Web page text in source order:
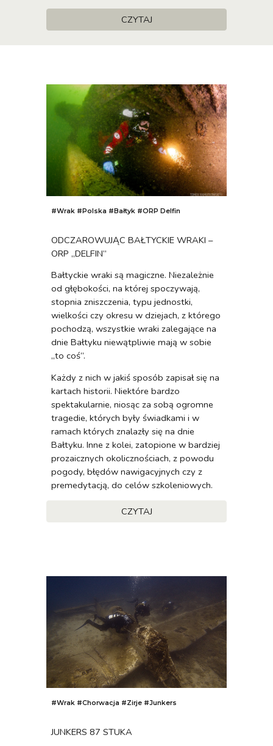
CZYTAJ
#Wrak #Polska #Bałtyk #ORP Delfin
ODCZAROWUJĄC BAŁTYCKIE WRAKI –
ORP „DELFIN”
Bałtyckie wraki są magiczne. Niezależnie
od głębokości, na której spoczywają,
stopnia zniszczenia, typu jednostki,
wielkości czy okresu w dziejach, z którego
pochodzą, wszystkie wraki zalegające na
dnie Bałtyku niewątpliwie mają w sobie
„to coś”.
Każdy z nich w jakiś sposób zapisał się na
kartach historii. Niektóre bardzo
spektakularnie, niosąc za sobą ogromne
tragedie, których były świadkami i w
ramach których znalazły się na dnie
Bałtyku. Inne z kolei, zatopione w bardziej
prozaicznych okolicznościach, z powodu
pogody, błędów nawigacyjnych czy z
premedytacją, do celów szkoleniowych.
CZYTAJ
#Wrak #Chorwacja #Zirje #Junkers
JUNKERS 87 STUKA